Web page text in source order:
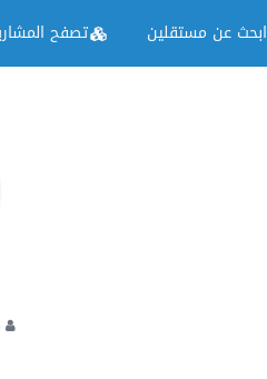
ابحث عن مستقلين تصفح